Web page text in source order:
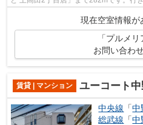
現在空室情報が
「プルメ
お問い合わ
賃貸 | マンション ユーコート
中央線 「中
総武線 「中